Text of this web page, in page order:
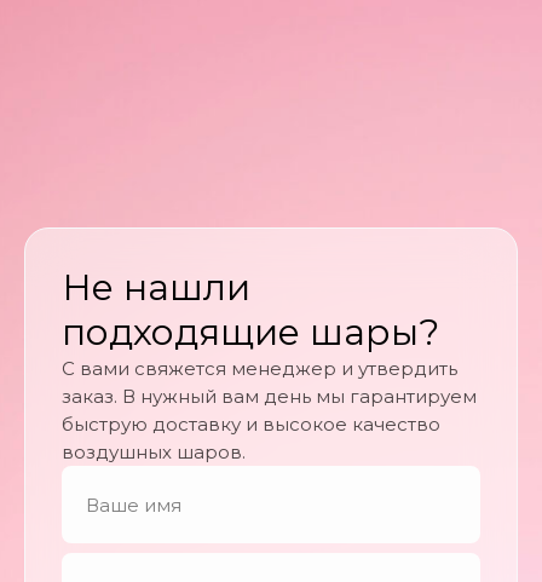
Не нашли
подходящие шары?
С вами свяжется менеджер и утвердить
заказ. В нужный вам день мы гарантируем
быструю доставку и высокое качество
воздушных шаров.